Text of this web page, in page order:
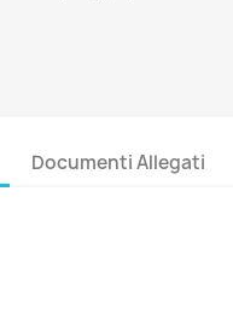
Documenti Allegati